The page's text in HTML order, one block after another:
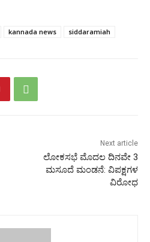
kannada news siddaramiah
Next article
ಲೋಕಸಭೆ ಮೊದಲ ದಿನವೇ 3
ಮಸೂದೆ ಮಂಡನೆ: ವಿಪಕ್ಷಗಳ
ವಿರೋಧ